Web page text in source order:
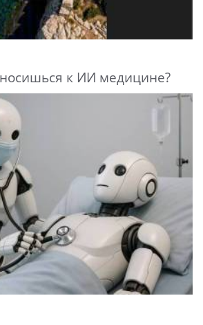
к ИИ медицине?